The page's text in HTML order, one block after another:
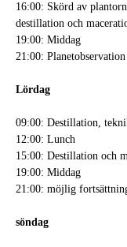
16:00: Skörd av
destillation och
19:00: Middag
21:00: Planetobservation
Lördag
09:00: Destillation,
12:00: Lunch
15:00: Destillation och
19:00: Middag
21:00: möjlig
söndag